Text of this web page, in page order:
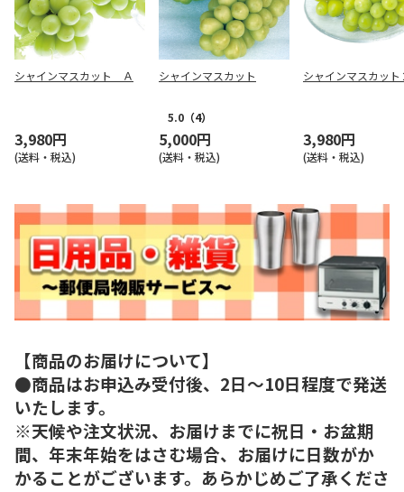
シャインマスカット Ａ
3,980円
(送料・税込)
シャインマスカット
5.0 （4）
5,000円
(送料・税込)
シャインマスカット
3,980円
(送料・税込)
【商品のお届けについて】
●商品はお申込み受付後、2日～10日程度で発送
いたします。
※天候や注文状況、お届けまでに祝日・お盆期
間、年末年始をはさむ場合、お届けに日数がか
かることがございます。あらかじめご了承くださ